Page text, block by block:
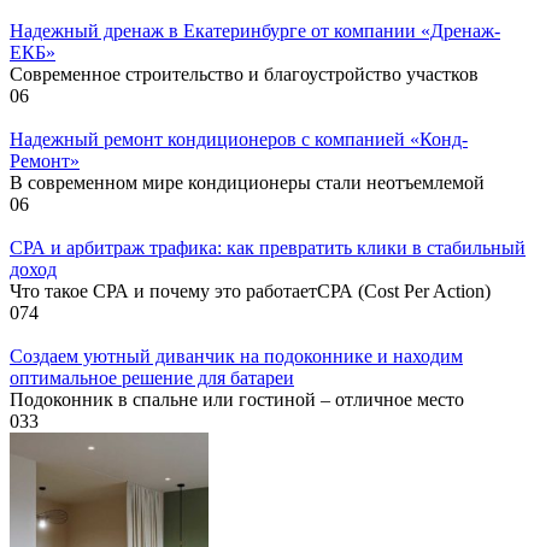
Надежный дренаж в Екатеринбурге от компании «Дренаж-
ЕКБ»
Современное строительство и благоустройство участков
06
Надежный ремонт кондиционеров с компанией «Конд-
Ремонт»
В современном мире кондиционеры стали неотъемлемой
06
СРА и арбитраж трафика: как превратить клики в стабильный
доход
Что такое СРА и почему это работаетСРА (Cost Per Action)
074
Создаем уютный диванчик на подоконнике и находим
оптимальное решение для батареи
Подоконник в спальне или гостиной – отличное место
033